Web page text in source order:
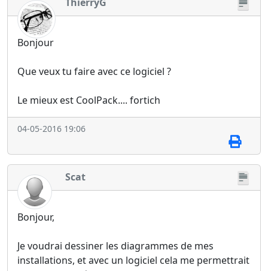
Bonjour
Que veux tu faire avec ce logiciel ?
Le mieux est CoolPack.... fortich
04-05-2016 19:06
Scat
Bonjour,
Je voudrai dessiner les diagrammes de mes
installations, et avec un logiciel cela me permettrait